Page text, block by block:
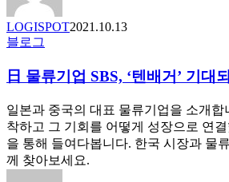
스’의
경
영
전
략
LOGISPOT2021.10.13
日
류
업
SBS,
‘텐
배
거’
블로그
日 물류기업 SBS, ‘텐배거’ 기대
일본과 중국의 대표 물류기업을 소개합
착하고 그 기회를 어떻게 성장으로 연
을 통해 들여다봅니다. 한국 시장과 물
께 찾아보세요.